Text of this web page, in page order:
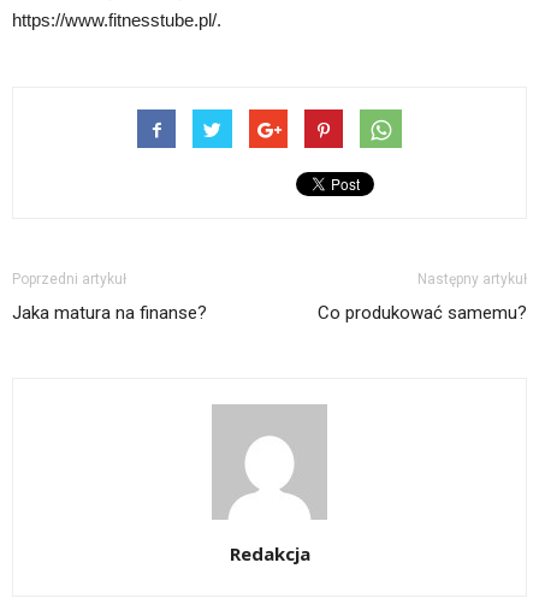
https://www.fitnesstube.pl/.
Poprzedni artykuł
Jaka matura na finanse?
Następny artykuł
Co produkować samemu?
Redakcja